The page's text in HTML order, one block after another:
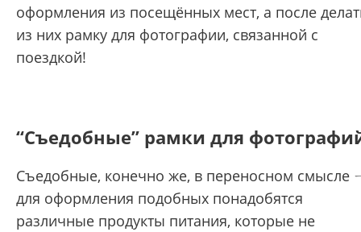
оформления из посещённых мест, а после
из них рамку для фотографии, связанной с
поездкой!
“Съедобные” рамки для
Съедобные, конечно же, в переносном смысле
для оформления подобных понадобятся
различные продукты питания, которые не